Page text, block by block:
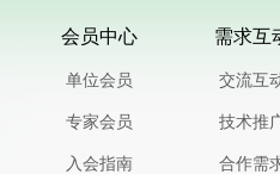
会员中心
单位会员
专家会员
入会指南
需求互
交流互
技术推
合作需